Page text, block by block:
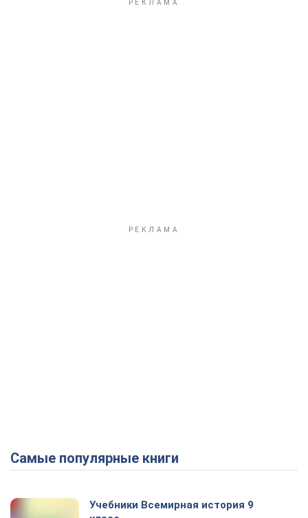
Самые популярные книги
Учебники Всемирная история 9